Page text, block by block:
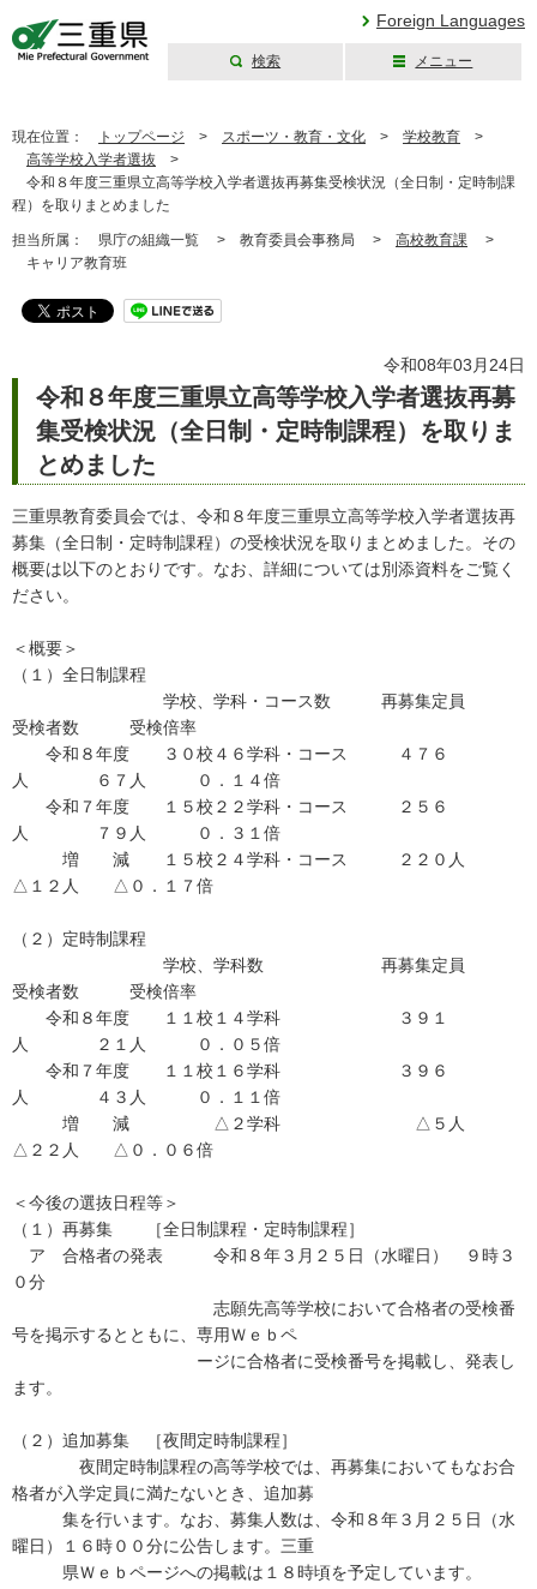
Foreign Languages
検索 メニュー
現在位置： トップページ > スポーツ・教育・文化 > 学校教育 >
高等学校入学者選抜 >
令和８年度三重県立高等学校入学者選抜再募集受検状況（全日制・定時制課
程）を取りまとめました
担当所属： 県庁の組織一覧 > 教育委員会事務局 > 高校教育課 >
キャリア教育班
令和08年03月24日
令和８年度三重県立高等学校入学者選抜再募
集受検状況（全日制・定時制課程）を取りま
とめました
三重県教育委員会では、令和８年度三重県立高等学校入学者選抜再
募集（全日制・定時制課程）の受検状況を取りまとめました。その
概要は以下のとおりです。なお、詳細については別添資料をご覧く
ださい。
＜概要＞
（１）全日制課程
学校、学科・コース数 再募集定員
受検者数 受検倍率
令和８年度 ３０校４６学科・コース ４７６
人 ６７人 ０．１４倍
令和７年度 １５校２２学科・コース ２５６
人 ７９人 ０．３１倍
増 減 １５校２４学科・コース ２２０人
△１２人 △０．１７倍
（２）定時制課程
学校、学科数 再募集定員
受検者数 受検倍率
令和８年度 １１校１４学科 ３９１
人 ２１人 ０．０５倍
令和７年度 １１校１６学科 ３９６
人 ４３人 ０．１１倍
増 減 △２学科 △５人
△２２人 △０．０６倍
＜今後の選抜日程等＞
（１）再募集 ［全日制課程・定時制課程］
ア 合格者の発表 令和８年３月２５日（水曜日） ９時３
０分
志願先高等学校において合格者の受検番
号を掲示するとともに、専用Ｗｅｂペ
ージに合格者に受検番号を掲載し、発表し
ます。
（２）追加募集 ［夜間定時制課程］
夜間定時制課程の高等学校では、再募集においてもなお合
格者が入学定員に満たないとき、追加募
集を行います。なお、募集人数は、令和８年３月２５日（水
曜日）１６時００分に公告します。三重
県Ｗｅｂページへの掲載は１８時頃を予定しています。